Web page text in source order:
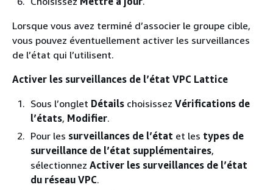
Lorsque vous avez terminé d’associer le groupe cible,
vous pouvez éventuellement activer les surveillances
de l’état qui l’utilisent.
Activer les surveillances de l’état VPC Lattice
Sous l’onglet Détails choisissez Vérifications de
l’états, Modifier.
Pour les surveillances de l’état et les types de
surveillance de l’état supplémentaires,
sélectionnez Activer les surveillances de l’état
du réseau VPC.